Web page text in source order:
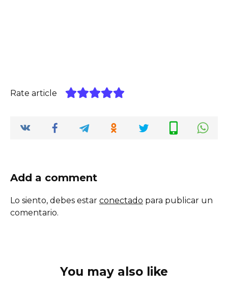
Rate article
Add a comment
Lo siento, debes estar conectado para publicar un
comentario.
You may also like